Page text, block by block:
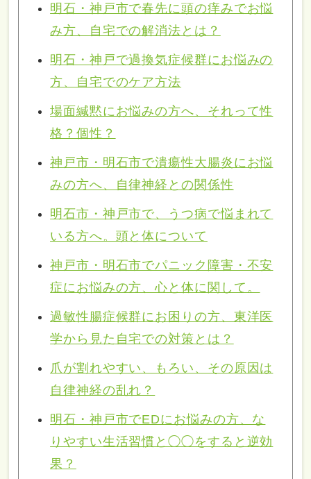
明石・神戸市で春先に頭の痒みでお悩
み方、自宅での解消法とは？
明石・神戸で過換気症候群にお悩みの
方、自宅でのケア方法
場面緘黙にお悩みの方へ、それって性
格？個性？
神戸市・明石市で潰瘍性大腸炎にお悩
みの方へ、自律神経との関係性
明石市・神戸市で、うつ病で悩まれて
いる方へ。頭と体について
神戸市・明石市でパニック障害・不安
症にお悩みの方、心と体に関して。
過敏性腸症候群にお困りの方、東洋医
学から見た自宅での対策とは？
爪が割れやすい、もろい、その原因は
自律神経の乱れ？
明石・神戸市でEDにお悩みの方、な
りやすい生活習慣と◯◯をすると逆効
果？